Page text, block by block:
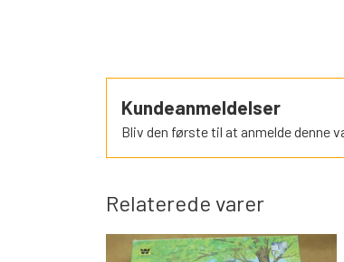
Kundeanmeldelser
Bliv den første til at anmelde denne
Relaterede varer